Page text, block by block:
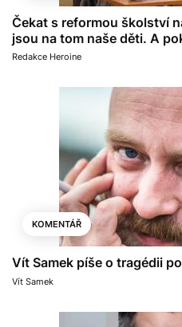
Čekat s reformou školství
jsou na tom naše děti. A
Redakce Heroine
KOMENTÁŘ
Vít Samek píše o tragédii
Vít Samek